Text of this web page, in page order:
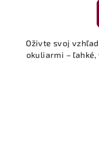
Oživte svoj
okuliarmi –